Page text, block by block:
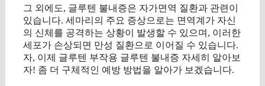
그 외에도, 글루텐 불내증은 자가면역 질환과 관련이
있습니다. 세마리의 주요 증상으로는 면역계가 자신
의 신체를 공격하는 상황이 발생할 수 있으며, 이러한
세포가 손상되면 만성 질환으로 이어질 수 있습니다.
자, 이제 글루텐 부작용 글루텐 불내증 자세히 알아보
자! 좀 더 구체적인 예방 방법을 알아가 보겠습니다.